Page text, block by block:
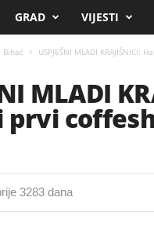
i
s
n
GRAD VIJESTI
Bihać USPJEŠNI MLADI
MLADI
3283 dana